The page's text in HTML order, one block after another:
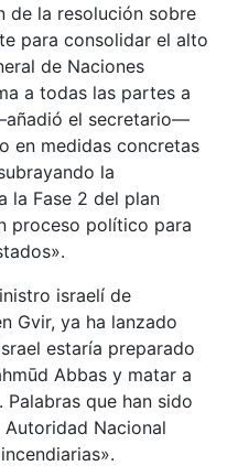
de la resolución sobre
para consolidar el alto
de Naciones
a todas las partes a
el secretario—
en medidas concretas
la
la Fase 2 del plan
proceso político para
israelí de
Gvir, ya ha lanzado
estaría preparado
Abbas y matar a
que han sido
Nacional